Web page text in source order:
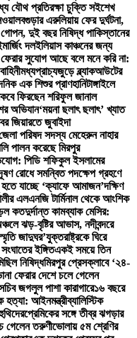
যৌথ প্রতিরক্ষা চুক্তি সইশেখ
বগুড়ার এরুলিয়ায় ফের দুর্ঘটনা,
দুই বছর নিষিদ্ধ পাকিস্তানের
দলইলিয়াস কাঞ্চনের জন্য
সুযোগ আছে বলে মনে করি না:
মধ্যপ্রাচ্যজুড়ে ব্ল্যাকআউটের
এক শিশুর প্রাণহানিটাঙ্গাইলে
কবে ফিরছেন শরিফুল জানাল
অভিযান‘ময়না ছলাৎ ছলাৎ’ খ্যাত
জিয়ারতে জুবাইদা
জেলা পরিষদ সদস্য মেহেরুন নাহার
পালন করেছে মিরপুর
পিডি শফিকুল ইসলামের
রোধে সমন্বিত পদক্ষেপ গ্রহণে
হতে যাচ্ছে ‘ক্যাফে আমাজন’দক্ষিণ
এলএনজি টার্মিনাল থেকে আংশিক
কতদুর্দান্ত কামব্যাক মেসির:
ঝড়-বৃষ্টির আভাস, নদীবন্দরে
জাদুঘর’যুক্তরাষ্ট্রকে ঘিরে
ইঙ্গিতএকই সময়ে তিন
নিষিদ্ধমিরপুর প্রেসক্লাবে ‘২৪-
না ফেরার দেশে চলে গেলেন
জগলুল পাশা কারাগারে১৬ বছরে
হত্যা: আইনমন্ত্রীব্যালিস্টিক
প্রেমিকের সঙ্গে তীব্র ঝগড়ার
গেলেন তরুণীভোলায় ৫ম শ্রেণির